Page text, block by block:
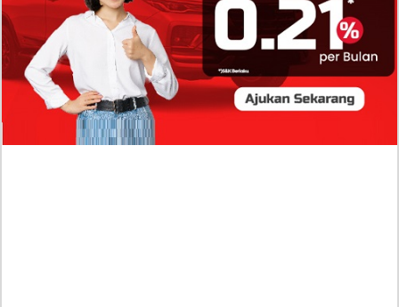
Profil Biodata Mathis Molinié, Chef Prancis Pacar
Baru Raisa Andriana yang Kini Resmi Go Publik?
Sumber Penghasilan Asila Maisa Apa Saja? Dituding
Beli Barang Branded Pakai Uang Ayah yang Jadi
Wabup!